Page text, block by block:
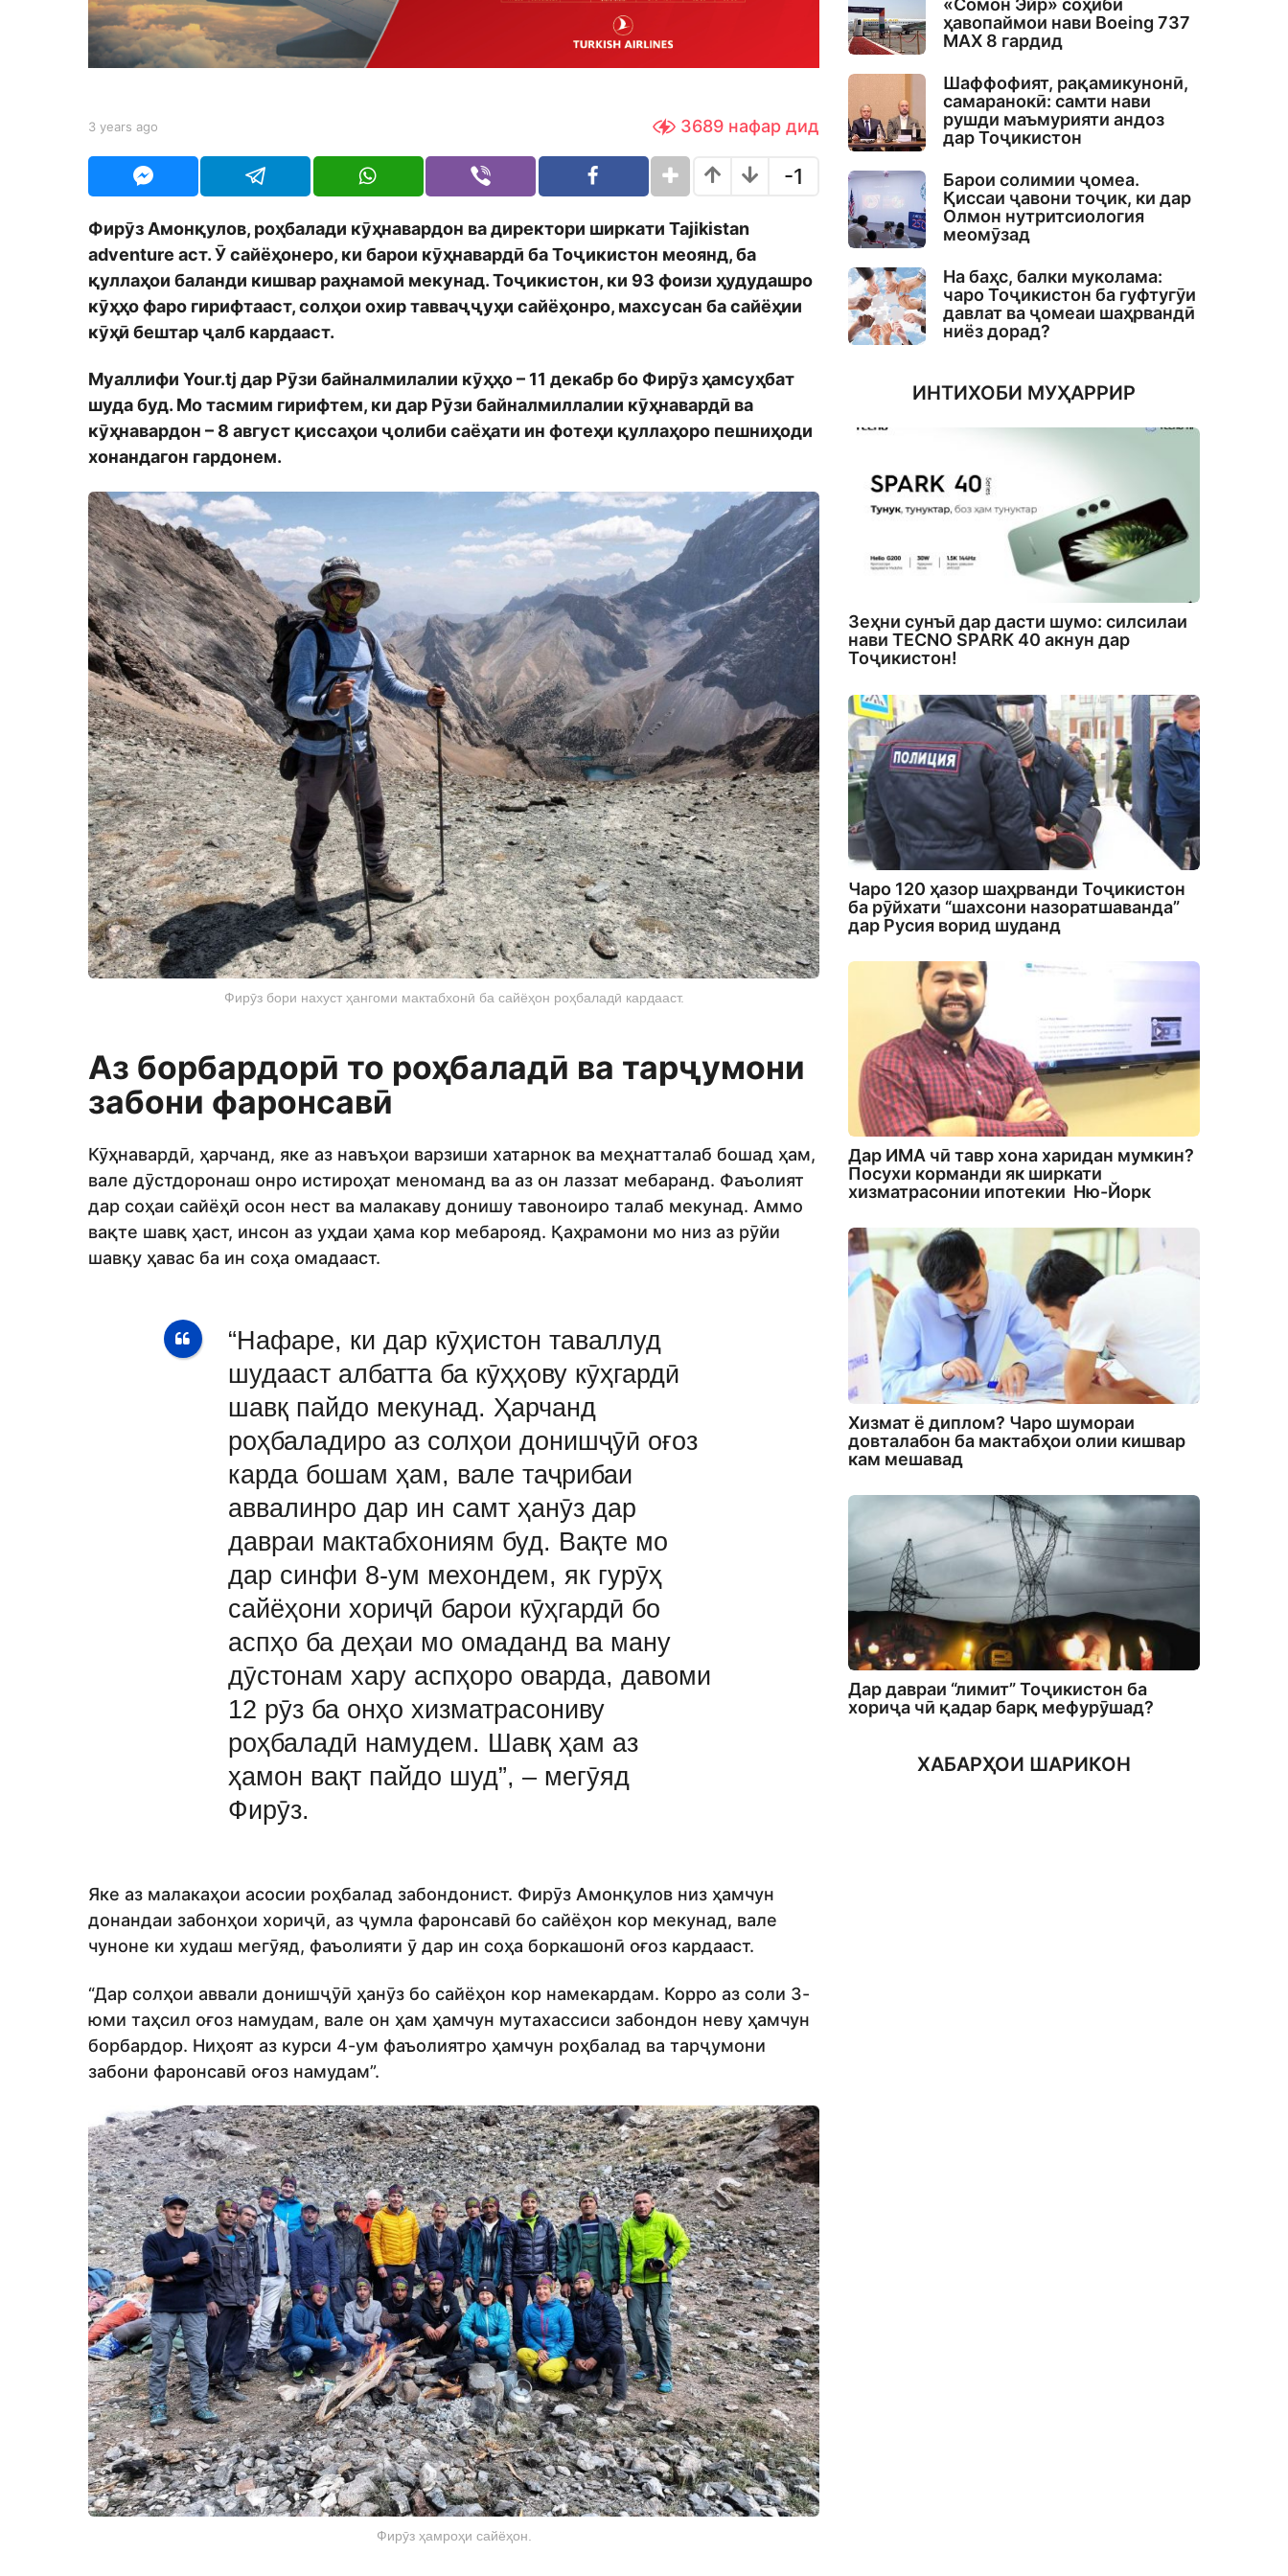
a
g
o
b
S
o
d
m
o
3 years ago
r
a
g
3689 нафар дид
-1
Фирӯз Амонқулов, роҳбалади кӯҳнавардон ва директори ширкати Tajikistan
adventure аст. Ӯ сайёҳонеро, ки барои кӯҳнавардӣ ба Тоҷикистон меоянд, ба
қуллаҳои баланди кишвар раҳнамоӣ мекунад. Тоҷикистон, ки 93 фоизи ҳудудашро
кӯҳҳо фаро гирифтааст, солҳои охир тавваҷҷуҳи сайёҳонро, махсусан ба сайёҳии
кӯҳӣ бештар ҷалб кардааст.
Муаллифи Your.tj дар Рӯзи байналмилалии кӯҳҳо – 11 декабр бо Фирӯз ҳамсуҳбат
шуда буд. Мо тасмим гирифтем, ки дар Рӯзи байналмиллалии кӯҳнавардӣ ва
кӯҳнавардон – 8 август қиссаҳои ҷолиби саёҳати ин фотеҳи қуллаҳоро пешниҳоди
хонандагон гардонем.
Фирӯз бори нахуст ҳангоми мактабхонӣ ба сайёҳон роҳбаладӣ кардааст.
Аз борбардорӣ то роҳбаладӣ ва тарҷумони
забони фаронсавӣ
Кӯҳнавардӣ, ҳарчанд, яке аз навъҳои варзиши хатарнок ва меҳнатталаб бошад ҳам,
вале дӯстдоронаш онро истироҳат меноманд ва аз он лаззат мебаранд. Фаъолият
дар соҳаи сайёҳӣ осон нест ва малакаву донишу тавоноиро талаб мекунад. Аммо
вақте шавқ ҳаст, инсон аз уҳдаи ҳама кор мебарояд. Қаҳрамони мо низ аз рӯйи
шавқу ҳавас ба ин соҳа омадааст.
“Нафаре, ки дар кӯҳистон таваллуд
шудааст албатта ба кӯҳҳову кӯҳгардӣ
шавқ пайдо мекунад. Ҳарчанд
роҳбаладиро аз солҳои донишҷӯӣ оғоз
карда бошам ҳам, вале таҷрибаи
аввалинро дар ин самт ҳанӯз дар
давраи мактабхониям буд. Вақте мо
дар синфи 8-ум мехондем, як гурӯҳ
сайёҳони хориҷӣ барои кӯҳгардӣ бо
аспҳо ба деҳаи мо омаданд ва ману
дӯстонам хару аспҳоро оварда, давоми
12 рӯз ба онҳо хизматрасониву
роҳбаладӣ намудем. Шавқ ҳам аз
ҳамон вақт пайдо шуд”, – мегӯяд
Фирӯз.
Яке аз малакаҳои асосии роҳбалад забондонист. Фирӯз Амонқулов низ ҳамчун
донандаи забонҳои хориҷӣ, аз ҷумла фаронсавӣ бо сайёҳон кор мекунад, вале
чуноне ки худаш мегӯяд, фаъолияти ӯ дар ин соҳа боркашонӣ оғоз кардааст.
“Дар солҳои аввали донишҷӯӣ ҳанӯз бо сайёҳон кор намекардам. Корро аз соли 3-
юми таҳсил оғоз намудам, вале он ҳам ҳамчун мутахассиси забондон неву ҳамчун
борбардор. Ниҳоят аз курси 4-ум фаъолиятро ҳамчун роҳбалад ва тарҷумони
забони фаронсавӣ оғоз намудам”.
Фирӯз ҳамроҳи сайёҳон.
«Сомон Эйр» соҳиби
ҳавопаймои нави Boeing 737
MAX 8 гардид
Шаффофият, рақамикунонӣ,
самаранокӣ: самти нави
рушди маъмурияти андоз
дар Тоҷикистон
Барои солимии ҷомеа.
Қиссаи ҷавони тоҷик, ки дар
Олмон нутритсиология
меомӯзад
На баҳс, балки муколама:
чаро Тоҷикистон ба гуфтугӯи
давлат ва ҷомеаи шаҳрвандӣ
ниёз дорад?
ИНТИХОБИ МУҲАРРИР
Зеҳни сунъӣ дар дасти шумо: силсилаи
нави TECNO SPARK 40 акнун дар
Тоҷикистон!
Чаро 120 ҳазор шаҳрванди Тоҷикистон
ба рӯйхати “шахсони назоратшаванда”
дар Русия ворид шуданд
Дар ИМА чӣ тавр хона харидан мумкин?
Посухи корманди як ширкати
хизматрасонии ипотекии Ню-Йорк
Хизмат ё диплом? Чаро шумораи
довталабон ба мактабҳои олии кишвар
кам мешавад
Дар давраи “лимит” Тоҷикистон ба
хориҷа чӣ қадар барқ мефурӯшад?
ХАБАРҲОИ ШАРИКОН